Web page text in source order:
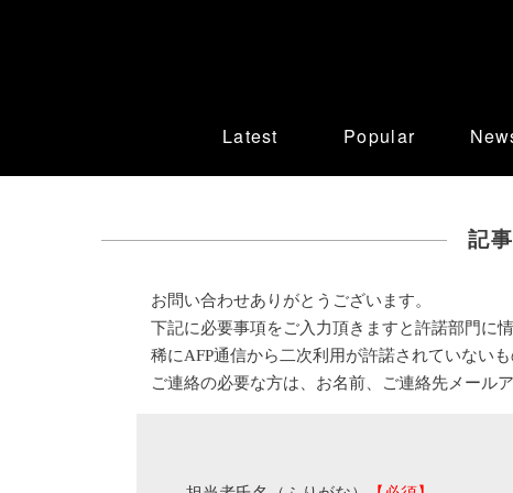
Latest Popular
記
お問い合わせありがとうございます。
下記に必要事項をご入力頂きますと許諾部門に
稀にAFP通信から二次利用が許諾されていない
ご連絡の必要な方は、お名前、ご連絡先メール